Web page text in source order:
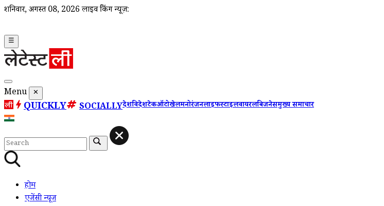
शनिवार, अगस्त 08, 2026 लाइव ब्रेकिंग न्यूज़:
☰
Menu ✕
QUICKLY SOCIALLYदेशविदेशटेकऑटोखेलमनोरंजनलाइफस्टाइलवायरलबिजनेसमुख्य समाचार
होम
एजेंसी न्यूज